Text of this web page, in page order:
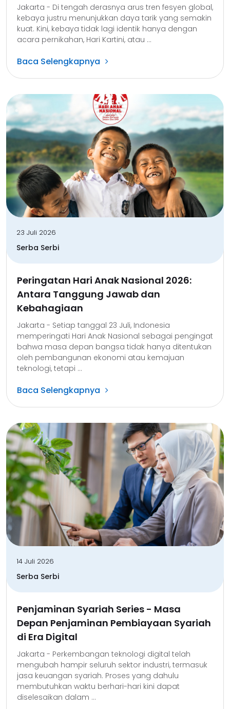
Jakarta - Di tengah derasnya arus tren fesyen global,
kebaya justru menunjukkan daya tarik yang semakin
kuat. Kini, kebaya tidak lagi identik hanya dengan
acara pernikahan, Hari Kartini, atau ...
Baca Selengkapnya
23 Juli 2026
Serba Serbi
Peringatan Hari Anak Nasional 2026:
Antara Tanggung Jawab dan
Kebahagiaan
Jakarta - Setiap tanggal 23 Juli, Indonesia
memperingati Hari Anak Nasional sebagai pengingat
bahwa masa depan bangsa tidak hanya ditentukan
oleh pembangunan ekonomi atau kemajuan
teknologi, tetapi ...
Baca Selengkapnya
14 Juli 2026
Serba Serbi
Penjaminan Syariah Series - Masa
Depan Penjaminan Pembiayaan Syariah
di Era Digital
Jakarta - Perkembangan teknologi digital telah
mengubah hampir seluruh sektor industri, termasuk
jasa keuangan syariah. Proses yang dahulu
membutuhkan waktu berhari-hari kini dapat
diselesaikan dalam ...